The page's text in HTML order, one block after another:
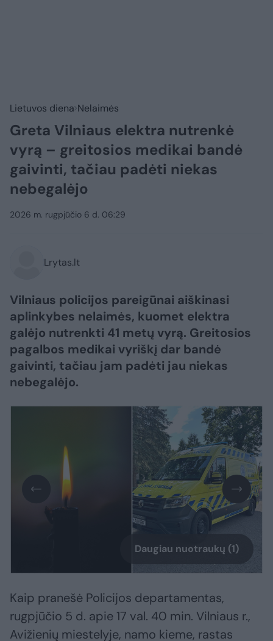
Lietuvos diena Nelaimės
Greta Vilniaus elektra nutrenkė
vyrą – greitosios medikai bandė
gaivinti, tačiau padėti niekas
nebegalėjo
2026 m. rugpjūčio 6 d. 06:29
Lrytas.lt
Vilniaus policijos pareigūnai aiškinasi
aplinkybes nelaimės, kuomet elektra
galėjo nutrenkti 41 metų vyrą. Greitosios
pagalbos medikai vyriškį dar bandė
gaivinti, tačiau jam padėti jau niekas
nebegalėjo.
Daugiau nuotraukų (1)
Kaip pranešė Policijos departamentas,
rugpjūčio 5 d. apie 17 val. 40 min. Vilniaus r.,
Avižienių miestelyje, namo kieme, rastas